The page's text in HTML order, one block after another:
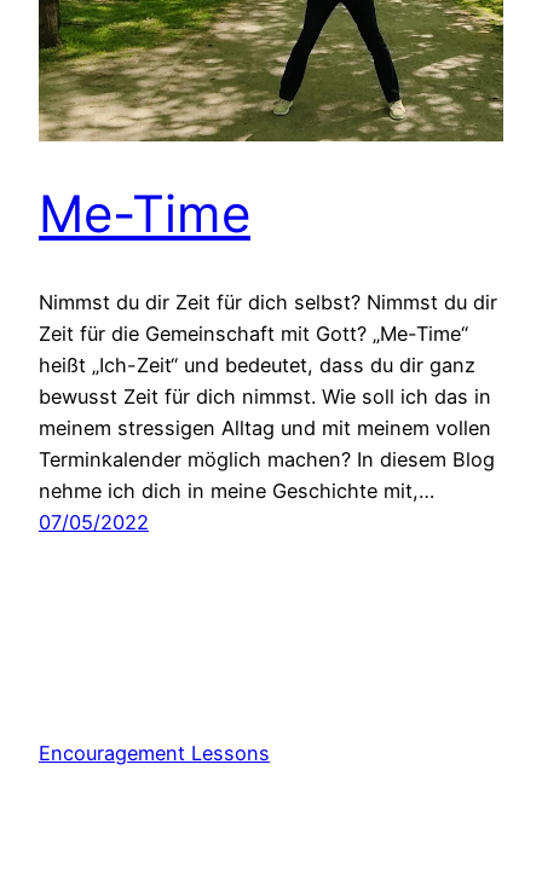
Me-Time
Nimmst du dir Zeit für dich selbst? Nimmst du dir
Zeit für die Gemeinschaft mit Gott? „Me-Time“
heißt „Ich-Zeit“ und bedeutet, dass du dir ganz
bewusst Zeit für dich nimmst. Wie soll ich das in
meinem stressigen Alltag und mit meinem vollen
Terminkalender möglich machen? In diesem Blog
nehme ich dich in meine Geschichte mit,…
07/05/2022
Encouragement Lessons